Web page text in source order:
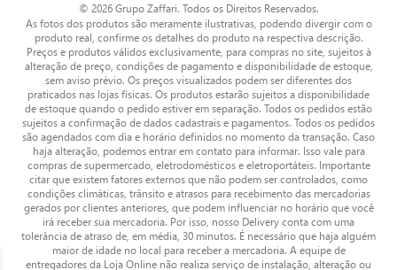
© 2026 Grupo Zaffari. Todos os Direitos Reservados.
As fotos dos produtos são meramente ilustrativas, podendo divergir com o
produto real, confirme os detalhes do produto na respectiva descrição.
Preços e produtos válidos exclusivamente, para compras no site, sujeitos à
alteração de preço, condições de pagamento e disponibilidade de estoque,
sem aviso prévio. Os preços visualizados podem ser diferentes dos
praticados nas lojas físicas. Os produtos estarão sujeitos a disponibilidade
de estoque quando o pedido estiver em separação. Todos os pedidos estão
sujeitos a confirmação de dados cadastrais e pagamentos. Todos os pedidos
são agendados com dia e horário definidos no momento da transação. Caso
haja alteração, podemos entrar em contato para informar. Isso vale para
compras de supermercado, eletrodomésticos e eletroportáteis. Importante
citar que existem fatores externos que não podem ser controlados, como
condições climáticas, trânsito e atrasos para recebimento das mercadorias
gerados por clientes anteriores, que podem influenciar no horário que você
irá receber sua mercadoria. Por isso, nosso Delivery conta com uma
tolerância de atraso de, em média, 30 minutos. É necessário que haja alguém
maior de idade no local para receber a mercadoria. A equipe de
entregadores da Loja Online não realiza serviço de instalação, alteração ou